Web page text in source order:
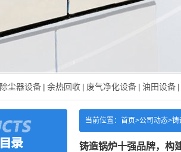
除尘器设备 | 余热回收 | 废气净化设备 | 油田设备 |
当前位置： 首页>公司动态>铸
铸造锅炉十强品牌，构